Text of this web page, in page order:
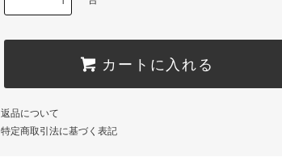
カートに入れる
返品について
特定商取引法に基づく表記